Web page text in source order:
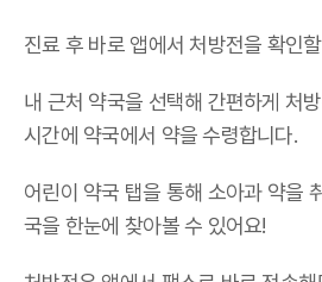
진료 후 바로 앱에서 처방전을 확인
내 근처 약국을 선택해 간편하게 처
시간에 약국에서 약을 수령합니다.
어린이 약국 탭을 통해 소아과 약을
국을 한눈에 찾아볼 수 있어요!